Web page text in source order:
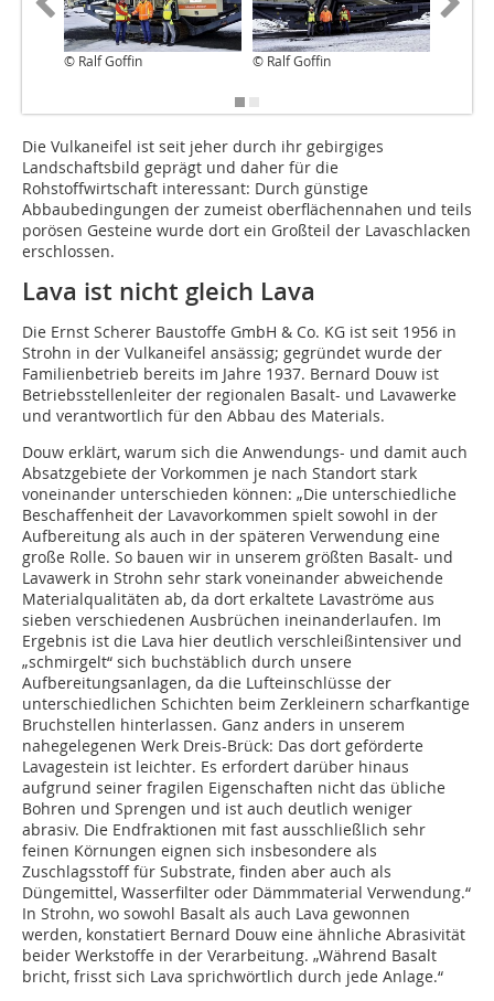
© Ralf Goffin © Ralf Goffin
D‌ie Vulkaneifel ist seit jeher durch ihr gebirgiges
Landschaftsbild geprägt und daher für die
Rohstoffwirtschaft interessant: Durch günstige
Abbaubedingungen der zumeist oberflächennahen und teils
porösen Gesteine wurde dort ein Großteil der Lavaschlacken
erschlossen.
Lava ist nicht gleich Lava
Die Ernst Scherer Baustoffe GmbH & Co. KG ist seit 1956 in
Strohn in der Vulkaneifel ansässig; gegründet wurde der
Familienbetrieb bereits im Jahre 1937. Bernard Douw ist
Betriebsstellenleiter der regionalen Basalt- und Lavawerke
und verantwortlich für den Abbau des Materials.
Douw erklärt, warum sich die Anwendungs- und damit auch
Absatzgebiete der Vorkommen je nach Standort stark
voneinander unterschieden können: „Die unterschiedliche
Beschaffenheit der Lavavorkommen spielt sowohl in der
Aufbereitung als auch in der späteren Verwendung eine
große Rolle. So bauen wir in unserem größten Basalt- und
Lavawerk in Strohn sehr stark voneinander abweichende
Materialqualitäten ab, da dort erkaltete Lavaströme aus
sieben verschiedenen Ausbrüchen ineinanderlaufen. Im
Ergebnis ist die Lava hier deutlich verschleißintensiver und
„schmirgelt“ sich buchstäblich durch unsere
Aufbereitungsanlagen, da die Lufteinschlüsse der
unterschiedlichen Schichten beim Zerkleinern scharfkantige
Bruchstellen hinterlassen. Ganz anders in unserem
nahegelegenen Werk Dreis-Brück: Das dort geförderte
Lavagestein ist leichter. Es erfordert darüber hinaus
aufgrund seiner fragilen Eigenschaften nicht das übliche
Bohren und Sprengen und ist auch deutlich weniger
abrasiv. Die Endfraktionen mit fast ausschließlich sehr
feinen Körnungen eignen sich insbesondere als
Zuschlagsstoff für Substrate, finden aber auch als
Düngemittel, Wasserfilter oder Dämmmaterial Verwendung.“
In Strohn, wo sowohl Basalt als auch Lava gewonnen
werden, konstatiert Bernard Douw eine ähnliche Abrasivität
beider Werkstoffe in der Verarbeitung. „Während Basalt
bricht, frisst sich Lava sprichwörtlich durch jede Anlage.“